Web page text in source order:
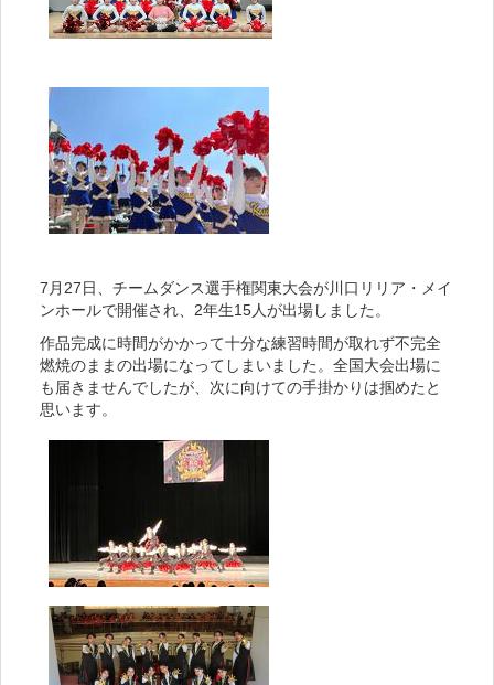
7月27日、チームダンス選手権関東大会が川口リリア・メイ
ンホールで開催され、2年生15人が出場しました。
作品完成に時間がかかって十分な練習時間が取れず不完全
燃焼のままの出場になってしまいました。全国大会出場に
も届きませんでしたが、次に向けての手掛かりは掴めたと
思います。